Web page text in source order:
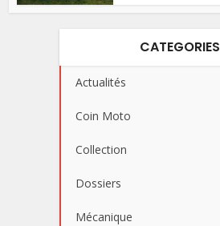
CATEGORIES
Actualités
Coin Moto
Collection
Dossiers
Mécanique